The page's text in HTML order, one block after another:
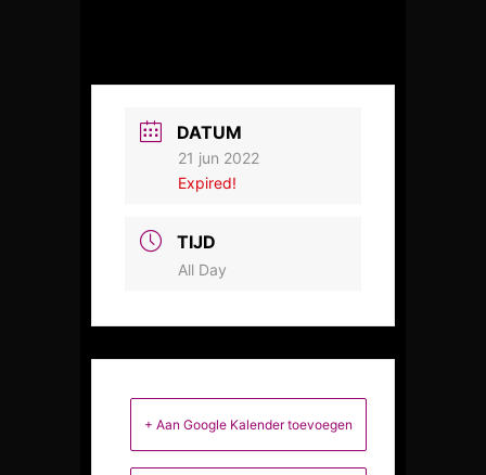
DATUM
21 jun 2022
Expired!
TIJD
All Day
+ Aan Google Kalender toevoegen